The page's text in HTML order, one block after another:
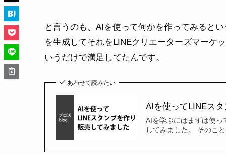
と言うのも、AIを使って何かを作ってみると
を生成してそれをLINEクリエーターズマーケ
いうだけで満足してたんです。
あわせて読みたい
AIを使ってLINEス
AIを学ぶにはまずは使
してみました。 そのこ